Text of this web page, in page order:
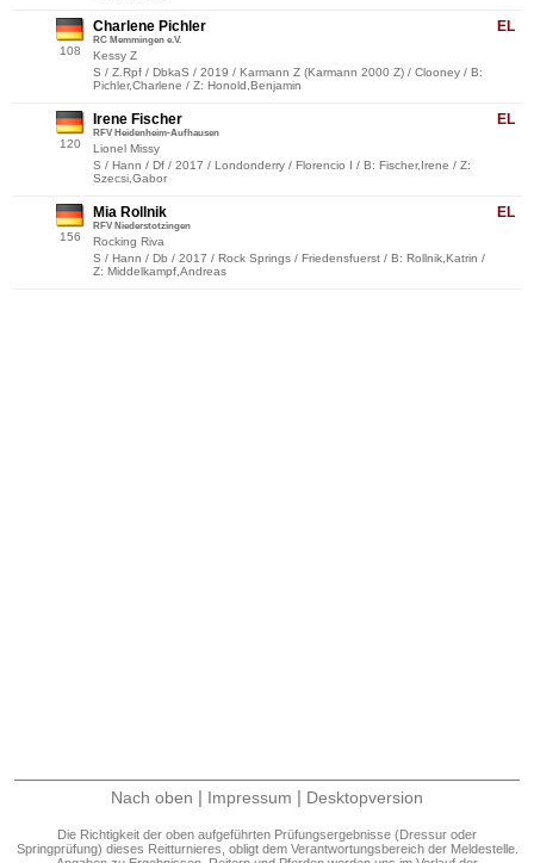
108
EL
Charlene Pichler
RC Memmingen e.V.
Kessy Z
S / Z.Rpf / DbkaS / 2019 / Karmann Z (Karmann 2000 Z) / Clooney / B:
Pichler,Charlene / Z: Honold,Benjamin
120
EL
Irene Fischer
RFV Heidenheim-Aufhausen
Lionel Missy
S / Hann / Df / 2017 / Londonderry / Florencio I / B: Fischer,Irene / Z:
Szecsi,Gabor
156
EL
Mia Rollnik
RFV Niederstotzingen
Rocking Riva
S / Hann / Db / 2017 / Rock Springs / Friedensfuerst / B: Rollnik,Katrin /
Z: Middelkampf,Andreas
Nach oben | Impressum | Desktopversion
Die Richtigkeit der oben aufgeführten Prüfungsergebnisse (Dressur oder
Springprüfung) dieses Reitturnieres, obligt dem Verantwortungsbereich der Meldestelle.